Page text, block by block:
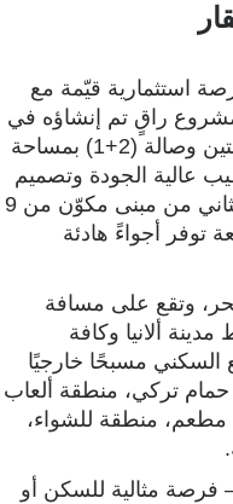
استثمارية قيّمة مع
راقٍ تم إنشاؤه في
عام 2024. تتكون الشقة من غرفتين وصالة (2+1) بمساحة
عالية الجودة وتصميم
داخلي عصري. تقع في الطابق الثاني من مبنى مكوّن من 9
أجواءً هادئة
عن البحر، وتقع على مسافة
ألانيا وكافة
السكني مسبحًا خارجيًا
حمام تركي، منطقة ألعاب
مطعم، منطقة للشواء،
فرصة مثالية للسكن أو